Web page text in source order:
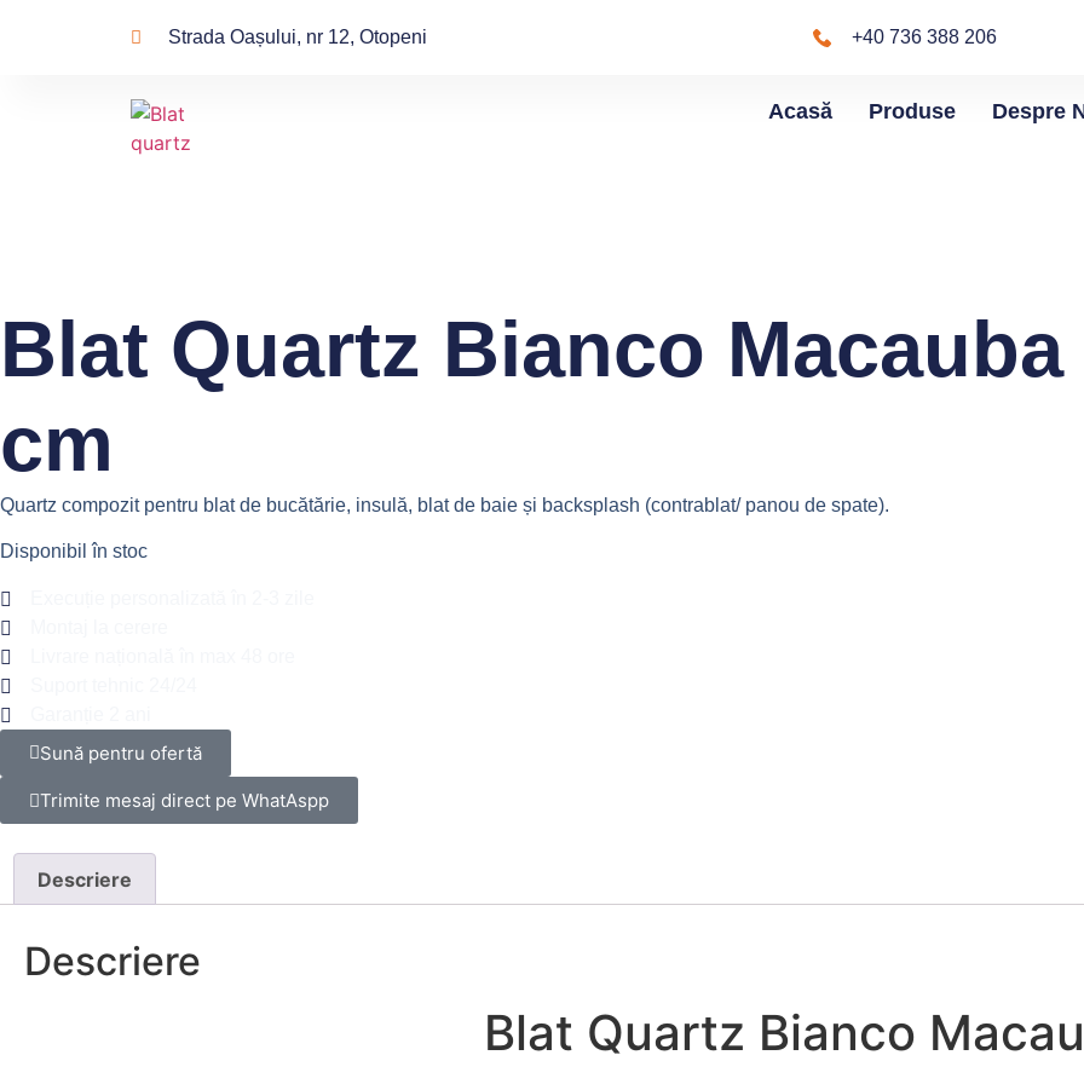
Strada Oașului, nr 12, Otopeni +40 736 388 206
Acasă Produse Despre
Blat Quartz Bianco
cm
Quartz compozit pentru blat de bucătărie, insulă, blat de baie și backsplash (contrablat/ panou de spate).
Disponibil în stoc
Sună pentru ofertă
Trimite mesaj direct pe WhatAspp
Descriere
Descriere
Blat Quartz Bianco